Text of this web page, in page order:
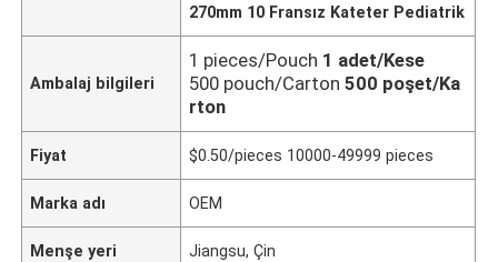
270mm 10 Fransız Kateter Pediatrik
Ambalaj bilgileri
1 pieces/Pouch 1 adet/Kese
500 pouch/Carton 500 poşet/Ka
rton
Fiyat $0.50/pieces 10000-49999 pieces
Marka adı OEM
Menşe yeri Jiangsu, Çin